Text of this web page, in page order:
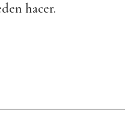
hacer.